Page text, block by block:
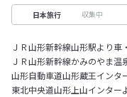
日本旅行 収集中
ＪＲ山形新幹線山形駅より車
ＪＲ山形新幹線かみのやま
山形自動車道山形蔵王インタ
東北中央道山形上山インター